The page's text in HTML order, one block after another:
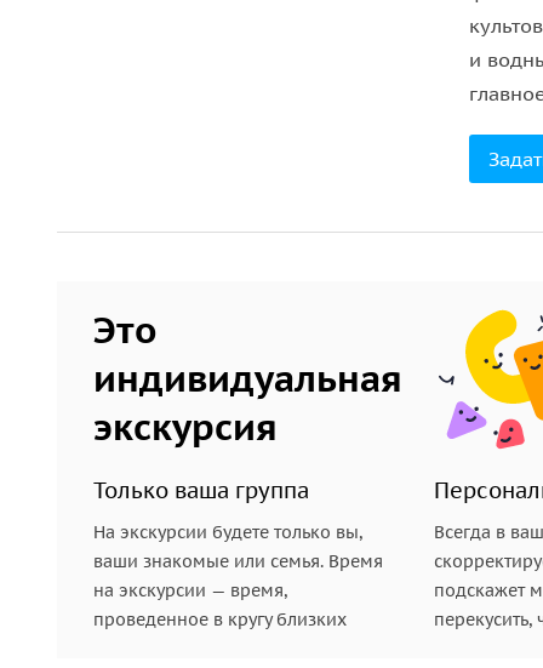
и
Это
индивидуальная
экскурсия
Только ваша группа
На экскурсии будете только вы,
ваши знакомые или семья. Время
на экскурсии — время,
проведенное в кругу близких
Всегда в
подскажет
перекусить,